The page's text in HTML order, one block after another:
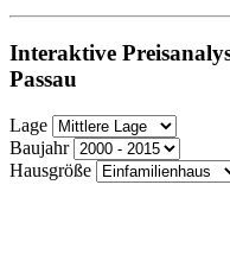
Interaktive
Passau
Lage
Baujahr
Hausgröße